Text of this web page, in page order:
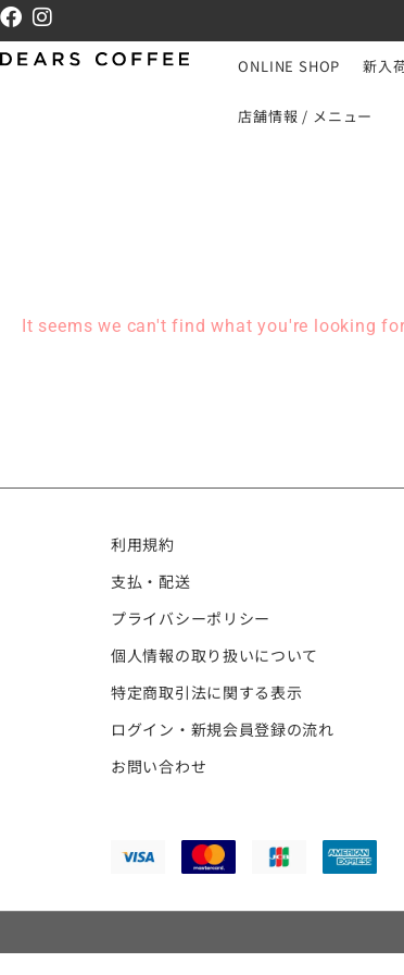
ONLINE SHOP 新入
店舗情報 / メニュー
It seems we can't find what you're looking
利用規約
支払・配送
プライバシーポリシー
個人情報の取り扱いについて
特定商取引法に関する表示
ログイン・新規会員登録の流れ
お問い合わせ